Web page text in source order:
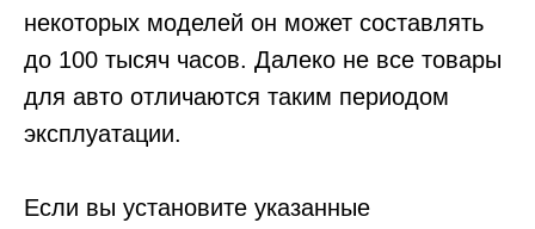
некоторых моделей он может составлять
до 100 тысяч часов. Далеко не все товары
для авто отличаются таким периодом
эксплуатации.
Если вы установите указанные